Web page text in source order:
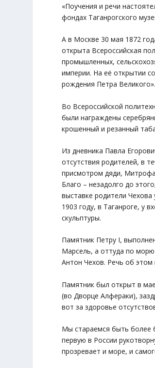
«Поучения и речи
фондах Таганрогского
А в Москве 30 мая 1872
открыта Всероссийская
промышленных,
империи. На её открытии
рождения Петра
Во Всероссийской
были награждены
крошенный и резанный
Из дневника Павла
отсутствия родителей, в
присмотром дяди,
Благо – незадолго до
выставке родители
1903 году, в Таганроге, у
скульптуры.
Памятник Петру I,
Марсель, а оттуда по морю
Антон Чехов. Речь об этом
Памятник был открыт в
(во Дворце Алфераки),
вот за здоровье
Мы стараемся быть более
первую в России
прозревает и море, и